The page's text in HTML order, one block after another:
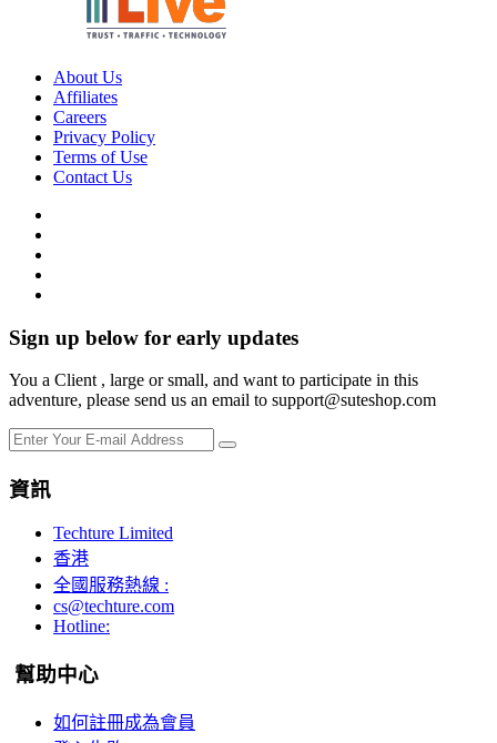
About Us
Affiliates
Careers
Privacy Policy
Terms of Use
Contact Us
Sign up below for early updates
You a Client , large or small, and want to participate in this
adventure, please send us an email to support@suteshop.com
資訊
Techture Limited
香港
全國服務熱線 :
cs@techture.com
Hotline:
幫助中心
如何註冊成為會員